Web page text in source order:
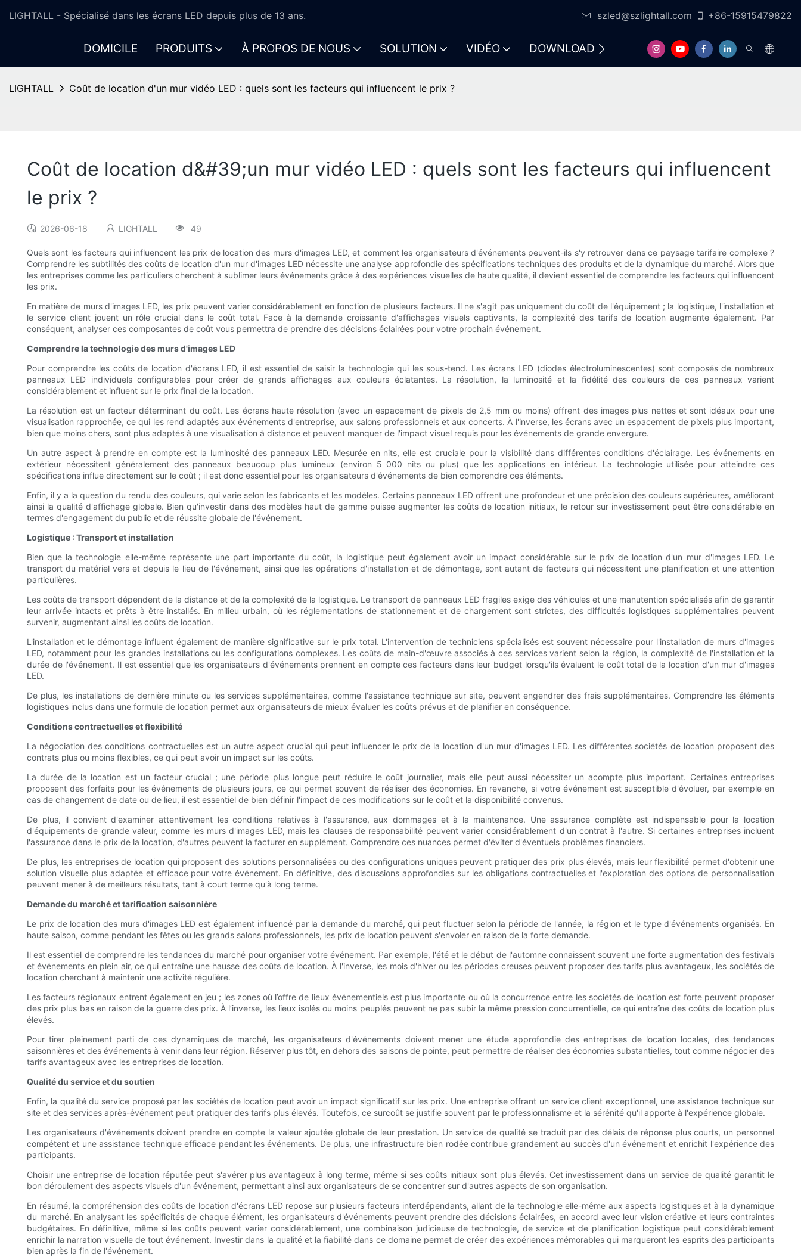
LIGHTALL - Spécialisé dans les écrans LED depuis plus de 13 ans. szled@szlightall.com +86-15915479822
DOMICILE PRODUITS À PROPOS DE NOUS SOLUTION VIDÉO DOWNLOAD FAQS
LIGHTALL Coût de location d'un mur vidéo LED : quels sont les facteurs qui influencent le prix ?
Coût de location d&#39;un mur vidéo LED : quels sont les facteurs qui influencent
le prix ?
2026-06-18 LIGHTALL 49
Quels sont les facteurs qui influencent les prix de location des murs d'images LED, et comment les organisateurs d'événements peuvent-ils s'y retrouver dans ce paysage tarifaire complexe ?
Comprendre les subtilités des coûts de location d'un mur d'images LED nécessite une analyse approfondie des spécifications techniques des produits et de la dynamique du marché. Alors que
les entreprises comme les particuliers cherchent à sublimer leurs événements grâce à des expériences visuelles de haute qualité, il devient essentiel de comprendre les facteurs qui influencent
les prix.
En matière de murs d'images LED, les prix peuvent varier considérablement en fonction de plusieurs facteurs. Il ne s'agit pas uniquement du coût de l'équipement ; la logistique, l'installation et
le service client jouent un rôle crucial dans le coût total. Face à la demande croissante d'affichages visuels captivants, la complexité des tarifs de location augmente également. Par
conséquent, analyser ces composantes de coût vous permettra de prendre des décisions éclairées pour votre prochain événement.
Comprendre la technologie des murs d'images LED
Pour comprendre les coûts de location d'écrans LED, il est essentiel de saisir la technologie qui les sous-tend. Les écrans LED (diodes électroluminescentes) sont composés de nombreux
panneaux LED individuels configurables pour créer de grands affichages aux couleurs éclatantes. La résolution, la luminosité et la fidélité des couleurs de ces panneaux varient
considérablement et influent sur le prix final de la location.
La résolution est un facteur déterminant du coût. Les écrans haute résolution (avec un espacement de pixels de 2,5 mm ou moins) offrent des images plus nettes et sont idéaux pour une
visualisation rapprochée, ce qui les rend adaptés aux événements d'entreprise, aux salons professionnels et aux concerts. À l'inverse, les écrans avec un espacement de pixels plus important,
bien que moins chers, sont plus adaptés à une visualisation à distance et peuvent manquer de l'impact visuel requis pour les événements de grande envergure.
Un autre aspect à prendre en compte est la luminosité des panneaux LED. Mesurée en nits, elle est cruciale pour la visibilité dans différentes conditions d'éclairage. Les événements en
extérieur nécessitent généralement des panneaux beaucoup plus lumineux (environ 5 000 nits ou plus) que les applications en intérieur. La technologie utilisée pour atteindre ces
spécifications influe directement sur le coût ; il est donc essentiel pour les organisateurs d'événements de bien comprendre ces éléments.
Enfin, il y a la question du rendu des couleurs, qui varie selon les fabricants et les modèles. Certains panneaux LED offrent une profondeur et une précision des couleurs supérieures, améliorant
ainsi la qualité d'affichage globale. Bien qu'investir dans des modèles haut de gamme puisse augmenter les coûts de location initiaux, le retour sur investissement peut être considérable en
termes d'engagement du public et de réussite globale de l'événement.
Logistique : Transport et installation
Bien que la technologie elle-même représente une part importante du coût, la logistique peut également avoir un impact considérable sur le prix de location d'un mur d'images LED. Le
transport du matériel vers et depuis le lieu de l'événement, ainsi que les opérations d'installation et de démontage, sont autant de facteurs qui nécessitent une planification et une attention
particulières.
Les coûts de transport dépendent de la distance et de la complexité de la logistique. Le transport de panneaux LED fragiles exige des véhicules et une manutention spécialisés afin de garantir
leur arrivée intacts et prêts à être installés. En milieu urbain, où les réglementations de stationnement et de chargement sont strictes, des difficultés logistiques supplémentaires peuvent
survenir, augmentant ainsi les coûts de location.
L'installation et le démontage influent également de manière significative sur le prix total. L'intervention de techniciens spécialisés est souvent nécessaire pour l'installation de murs d'images
LED, notamment pour les grandes installations ou les configurations complexes. Les coûts de main-d'œuvre associés à ces services varient selon la région, la complexité de l'installation et la
durée de l'événement. Il est essentiel que les organisateurs d'événements prennent en compte ces facteurs dans leur budget lorsqu'ils évaluent le coût total de la location d'un mur d'images
LED.
De plus, les installations de dernière minute ou les services supplémentaires, comme l'assistance technique sur site, peuvent engendrer des frais supplémentaires. Comprendre les éléments
logistiques inclus dans une formule de location permet aux organisateurs de mieux évaluer les coûts prévus et de planifier en conséquence.
Conditions contractuelles et flexibilité
La négociation des conditions contractuelles est un autre aspect crucial qui peut influencer le prix de la location d'un mur d'images LED. Les différentes sociétés de location proposent des
contrats plus ou moins flexibles, ce qui peut avoir un impact sur les coûts.
La durée de la location est un facteur crucial ; une période plus longue peut réduire le coût journalier, mais elle peut aussi nécessiter un acompte plus important. Certaines entreprises
proposent des forfaits pour les événements de plusieurs jours, ce qui permet souvent de réaliser des économies. En revanche, si votre événement est susceptible d'évoluer, par exemple en
cas de changement de date ou de lieu, il est essentiel de bien définir l'impact de ces modifications sur le coût et la disponibilité convenus.
De plus, il convient d'examiner attentivement les conditions relatives à l'assurance, aux dommages et à la maintenance. Une assurance complète est indispensable pour la location
d'équipements de grande valeur, comme les murs d'images LED, mais les clauses de responsabilité peuvent varier considérablement d'un contrat à l'autre. Si certaines entreprises incluent
l'assurance dans le prix de la location, d'autres peuvent la facturer en supplément. Comprendre ces nuances permet d'éviter d'éventuels problèmes financiers.
De plus, les entreprises de location qui proposent des solutions personnalisées ou des configurations uniques peuvent pratiquer des prix plus élevés, mais leur flexibilité permet d'obtenir une
solution visuelle plus adaptée et efficace pour votre événement. En définitive, des discussions approfondies sur les obligations contractuelles et l'exploration des options de personnalisation
peuvent mener à de meilleurs résultats, tant à court terme qu'à long terme.
Demande du marché et tarification saisonnière
Le prix de location des murs d'images LED est également influencé par la demande du marché, qui peut fluctuer selon la période de l'année, la région et le type d'événements organisés. En
haute saison, comme pendant les fêtes ou les grands salons professionnels, les prix de location peuvent s'envoler en raison de la forte demande.
Il est essentiel de comprendre les tendances du marché pour organiser votre événement. Par exemple, l'été et le début de l'automne connaissent souvent une forte augmentation des festivals
et événements en plein air, ce qui entraîne une hausse des coûts de location. À l'inverse, les mois d'hiver ou les périodes creuses peuvent proposer des tarifs plus avantageux, les sociétés de
location cherchant à maintenir une activité régulière.
Les facteurs régionaux entrent également en jeu ; les zones où l’offre de lieux événementiels est plus importante ou où la concurrence entre les sociétés de location est forte peuvent proposer
des prix plus bas en raison de la guerre des prix. À l’inverse, les lieux isolés ou moins peuplés peuvent ne pas subir la même pression concurrentielle, ce qui entraîne des coûts de location plus
élevés.
Pour tirer pleinement parti de ces dynamiques de marché, les organisateurs d'événements doivent mener une étude approfondie des entreprises de location locales, des tendances
saisonnières et des événements à venir dans leur région. Réserver plus tôt, en dehors des saisons de pointe, peut permettre de réaliser des économies substantielles, tout comme négocier des
tarifs avantageux avec les entreprises de location.
Qualité du service et du soutien
Enfin, la qualité du service proposé par les sociétés de location peut avoir un impact significatif sur les prix. Une entreprise offrant un service client exceptionnel, une assistance technique sur
site et des services après-événement peut pratiquer des tarifs plus élevés. Toutefois, ce surcoût se justifie souvent par le professionnalisme et la sérénité qu'il apporte à l'expérience globale.
Les organisateurs d'événements doivent prendre en compte la valeur ajoutée globale de leur prestation. Un service de qualité se traduit par des délais de réponse plus courts, un personnel
compétent et une assistance technique efficace pendant les événements. De plus, une infrastructure bien rodée contribue grandement au succès d'un événement et enrichit l'expérience des
participants.
Choisir une entreprise de location réputée peut s'avérer plus avantageux à long terme, même si ses coûts initiaux sont plus élevés. Cet investissement dans un service de qualité garantit le
bon déroulement des aspects visuels d'un événement, permettant ainsi aux organisateurs de se concentrer sur d'autres aspects de son organisation.
En résumé, la compréhension des coûts de location d'écrans LED repose sur plusieurs facteurs interdépendants, allant de la technologie elle-même aux aspects logistiques et à la dynamique
du marché. En analysant les spécificités de chaque élément, les organisateurs d'événements peuvent prendre des décisions éclairées, en accord avec leur vision créative et leurs contraintes
budgétaires. En définitive, même si les coûts peuvent varier considérablement, une combinaison judicieuse de technologie, de service et de planification logistique peut considérablement
enrichir la narration visuelle de tout événement. Investir dans la qualité et la fiabilité dans ce domaine permet de créer des expériences mémorables qui marqueront les esprits des participants
bien après la fin de l'événement.